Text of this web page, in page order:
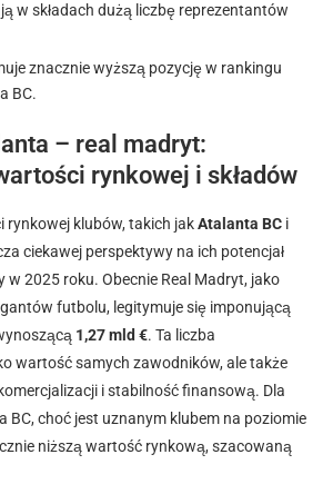
w składach dużą liczbę reprezentantów
znacznie wyższą pozycję w rankingu
BC.
– real madryt:
rynkowej i składów
rynkowej klubów, takich jakAtalanta BC i
ciekawej perspektywy na ich potencjał
2025 roku. Obecnie Real Madryt, jako
futbolu, legitymuje się imponującą
1,27 mld €. Ta liczba
wartość samych zawodników, ale także
i stabilność finansową. Dla
BC, choć jest uznanym klubem na poziomie
niższą wartość rynkową, szacowaną